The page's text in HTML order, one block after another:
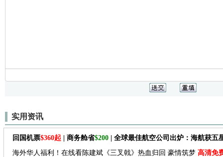
实用资讯
回国机票$360起 | 商务舱省$200 | 全球最佳航空公司出炉：海航获五
海外华人福利！在线看陈建斌《三叉戟》热血归回 豪情筑梦 高清免